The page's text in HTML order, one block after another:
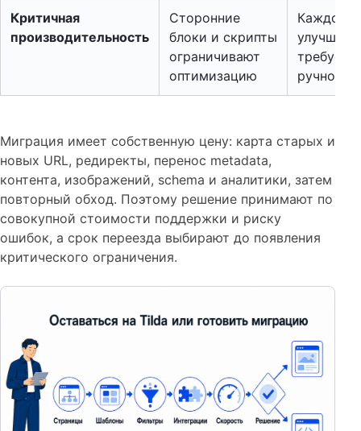
Критичная
производительность
Сторонние
блоки и скрипты
ограничивают
оптимизацию
Каждое
требует
ручного
Миграция имеет собственную цену: карта старых и
новых URL, редиректы, перенос metadata,
контента, изображений, schema и аналитики, затем
повторный обход. Поэтому решение принимают по
совокупной стоимости поддержки и риску
ошибок, а срок переезда выбирают до появления
критического ограничения.